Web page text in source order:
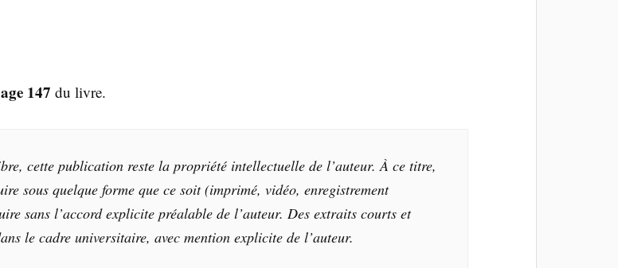
147 du livre.
cette publication reste la propriété intellectuelle de l’auteur. À ce titre,
sous quelque forme que ce soit (imprimé, vidéo, enregistrement
sans l’accord explicite préalable de l’auteur. Des extraits courts et
le cadre universitaire, avec mention explicite de l’auteur.